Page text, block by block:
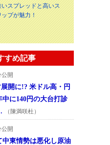
いスプレッドと高いス
ップが魅力！
すめ記事
公開
開に!? 米ドル高・円
に140円の大台打診
（陳満咲杜）
公開
中東情勢は悪化し原油